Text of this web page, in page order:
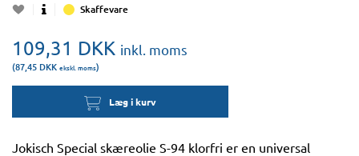
Skaffevare
109,31 DKK inkl. moms
(87,45 DKK ekskl. moms)
Læg i kurv
Jokisch Special skæreolie S-94 klorfri er en universal